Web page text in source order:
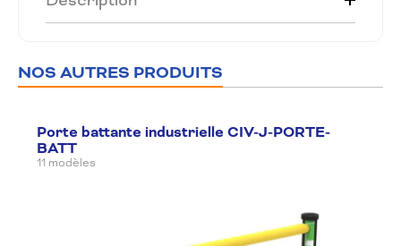
NOS AUTRES PRODUITS
Porte battante industrielle CIV-J-PORTE-
BATT
11 modèles